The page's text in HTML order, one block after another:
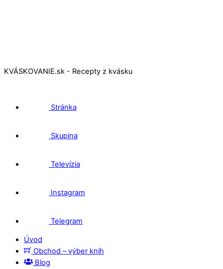
KVÁSKOVANIE.sk - Recepty z kvásku
Stránka
Skupina
Televízia
Instagram
Telegram
Úvod
Obchod – výber kníh
Blog